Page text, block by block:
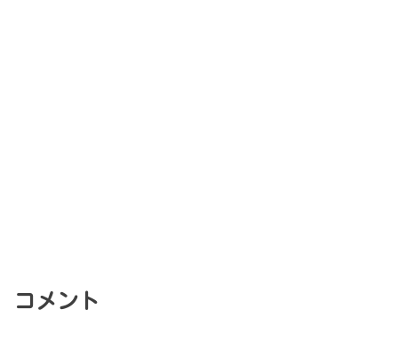
コメント